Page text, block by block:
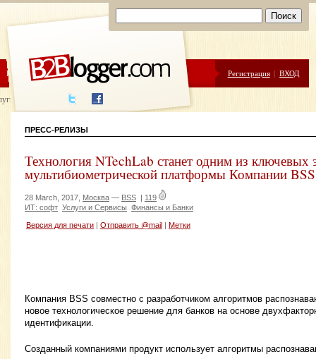
ЦЕНЫ ПОМОЩЬ Регистрация | ВХОД
написания
ПРЕСС-РЕЛИЗЫ
Технология NTechLab станет одним из ключевых
мультибиометрической платформы Компании
28 March, 2017, Москва — BSS | 119
ИТ: софт Услуги и Сервисы Финансы и Банки
Версия для печати Отправить @mail Метки
Компания BSS совместно с разработчиком алгоритмов
новое технологическое решение для банков на основе
идентификации.
Созданный компаниями продукт использует алгоритмы